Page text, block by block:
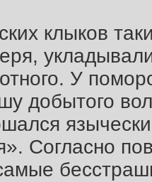
клыков
У
добытого
Согласно